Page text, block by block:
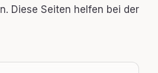
Diese Seiten helfen bei der